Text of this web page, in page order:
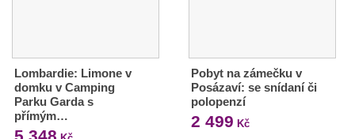
Lombardie: Limone v
domku v Camping
Parku Garda s
přímým…
5 348
Pobyt na zámečku v
Posázaví: se snídaní či
polopenzí
2 499 Kč